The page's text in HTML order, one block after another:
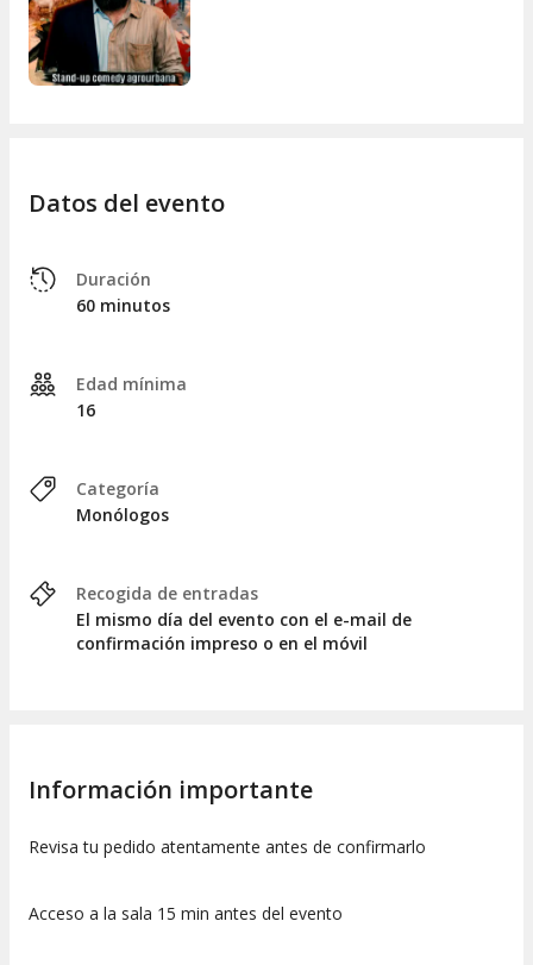
Datos del evento
Duración
60 minutos
Edad mínima
16
Categoría
Monólogos
Recogida de entradas
El mismo día del evento con el e-mail de
confirmación impreso o en el móvil
Información importante
Revisa tu pedido atentamente antes de confirmarlo
Acceso a la sala 15 min antes del evento